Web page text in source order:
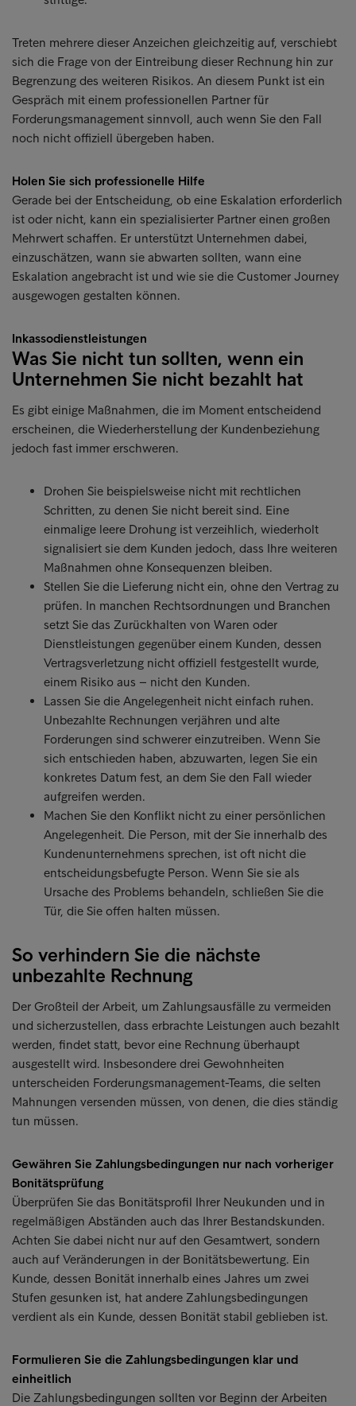
Treten mehrere dieser Anzeichen gleichzeitig auf, verschiebt
sich die Frage von der Eintreibung dieser Rechnung hin zur
Begrenzung des weiteren Risikos. An diesem Punkt ist ein
Gespräch mit einem professionellen Partner für
Forderungsmanagement sinnvoll, auch wenn Sie den Fall
noch nicht offiziell übergeben haben.
Holen Sie sich professionelle Hilfe
Gerade bei der Entscheidung, ob eine Eskalation erforderlich
ist oder nicht, kann ein spezialisierter Partner einen großen
Mehrwert schaffen. Er unterstützt Unternehmen dabei,
einzuschätzen, wann sie abwarten sollten, wann eine
Eskalation angebracht ist und wie sie die Customer Journey
ausgewogen gestalten können.
Inkassodienstleistungen
Was Sie nicht tun sollten, wenn ein
Unternehmen Sie nicht bezahlt hat
Es gibt einige Maßnahmen, die im Moment entscheidend
erscheinen, die Wiederherstellung der Kundenbeziehung
jedoch fast immer erschweren.
Drohen Sie beispielsweise nicht mit rechtlichen
Schritten, zu denen Sie nicht bereit sind. Eine
einmalige leere Drohung ist verzeihlich, wiederholt
signalisiert sie dem Kunden jedoch, dass Ihre weiteren
Maßnahmen ohne Konsequenzen bleiben.
Stellen Sie die Lieferung nicht ein, ohne den Vertrag zu
prüfen. In manchen Rechtsordnungen und Branchen
setzt Sie das Zurückhalten von Waren oder
Dienstleistungen gegenüber einem Kunden, dessen
Vertragsverletzung nicht offiziell festgestellt wurde,
einem Risiko aus – nicht den Kunden.
Lassen Sie die Angelegenheit nicht einfach ruhen.
Unbezahlte Rechnungen verjähren und alte
Forderungen sind schwerer einzutreiben. Wenn Sie
sich entschieden haben, abzuwarten, legen Sie ein
konkretes Datum fest, an dem Sie den Fall wieder
aufgreifen werden.
Machen Sie den Konflikt nicht zu einer persönlichen
Angelegenheit. Die Person, mit der Sie innerhalb des
Kundenunternehmens sprechen, ist oft nicht die
entscheidungsbefugte Person. Wenn Sie sie als
Ursache des Problems behandeln, schließen Sie die
Tür, die Sie offen halten müssen.
So verhindern Sie die nächste
unbezahlte Rechnung
Der Großteil der Arbeit, um Zahlungsausfälle zu vermeiden
und sicherzustellen, dass erbrachte Leistungen auch bezahlt
werden, findet statt, bevor eine Rechnung überhaupt
ausgestellt wird. Insbesondere drei Gewohnheiten
unterscheiden Forderungsmanagement-Teams, die selten
Mahnungen versenden müssen, von denen, die dies ständig
tun müssen.
Gewähren Sie Zahlungsbedingungen nur nach vorheriger
Bonitätsprüfung
Überprüfen Sie das Bonitätsprofil Ihrer Neukunden und in
regelmäßigen Abständen auch das Ihrer Bestandskunden.
Achten Sie dabei nicht nur auf den Gesamtwert, sondern
auch auf Veränderungen in der Bonitätsbewertung. Ein
Kunde, dessen Bonität innerhalb eines Jahres um zwei
Stufen gesunken ist, hat andere Zahlungsbedingungen
verdient als ein Kunde, dessen Bonität stabil geblieben ist.
Formulieren Sie die Zahlungsbedingungen klar und
einheitlich
Die Zahlungsbedingungen sollten vor Beginn der Arbeiten